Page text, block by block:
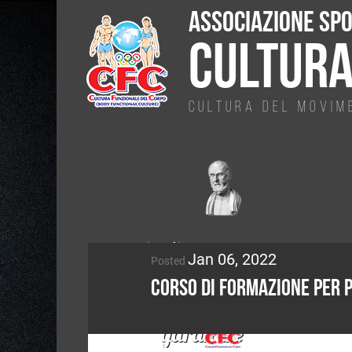
Associazione
Cultura del
Se
garantire
Articoli
in
piano
Posted Jan 06, 2022
Corso di Formazione